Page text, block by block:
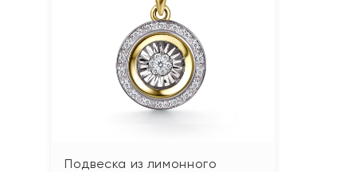
Подвеска из лимонного